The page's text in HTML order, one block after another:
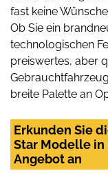
fast keine
Ob Sie ein
technologischen
preiswertes, aber
breite Palette an
Erkunden Sie
Star Modelle in
Angebot an